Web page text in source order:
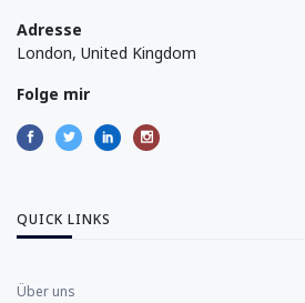
Adresse
London, United Kingdom
Folge mir
QUICK LINKS
Über uns